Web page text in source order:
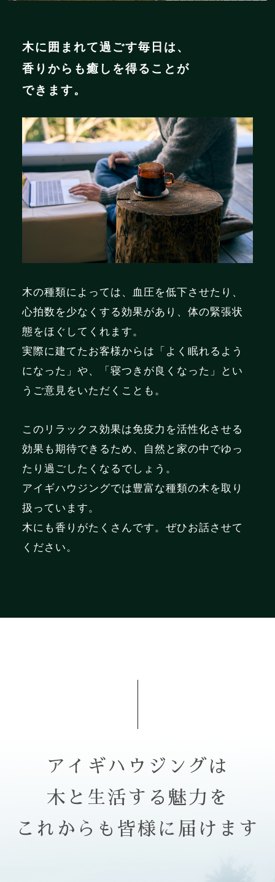
木に囲まれて過ごす毎日は、
香りからも癒しを得ることが
できます。
木の種類によっては、血圧を低下させたり、
心拍数を少なくする効果があり、体の緊張状
態をほぐしてくれます。
実際に建てたお客様からは「よく眠れるよう
になった」や、「寝つきが良くなった」とい
うご意見をいただくことも。
このリラックス効果は免疫力を活性化させる
効果も期待できるため、自然と家の中でゆっ
たり過ごしたくなるでしょう。
アイギハウジングでは豊富な種類の木を取り
扱っています。
木にも香りがたくさんです。ぜひお話させて
ください。
アイギハウジングは
木と生活する魅力を
これからも皆様に届けます